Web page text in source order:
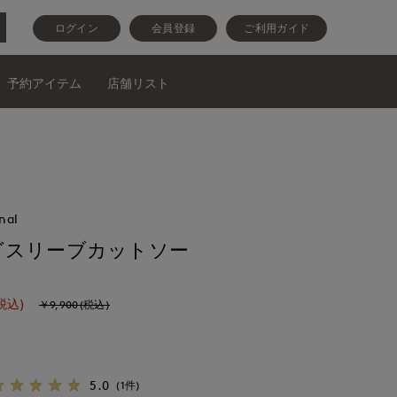
ログイン 会員登録 ご利用ガイド
予約アイテム 店舗リスト
リーブカットソー
込) ￥9,900(税込)
5.0 (1件)